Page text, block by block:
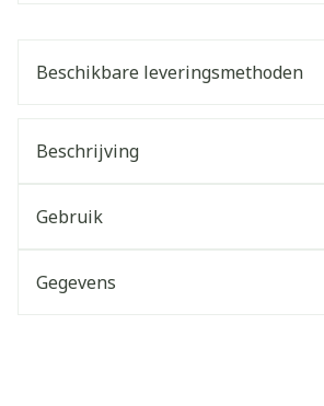
Beschikbare leveringsmethoden
Beschrijving
Gebruik
Gegevens